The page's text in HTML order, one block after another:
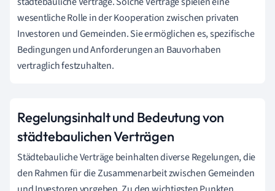
wesentliche Rolle in der Kooperation zwischen privaten
Investoren und Gemeinden. Sie ermöglichen es, spezifische
Bedingungen und Anforderungen an Bauvorhaben
vertraglich festzuhalten.
Regelungsinhalt und Bedeutung von
städtebaulichen Verträgen
Städtebauliche Verträge beinhalten diverse Regelungen, die
den Rahmen für die Zusammenarbeit zwischen Gemeinden